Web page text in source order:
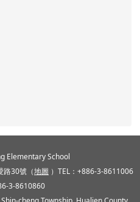
Elementary School
路30號（地圖 ）TEL：+886-3-8611006
3-8610860